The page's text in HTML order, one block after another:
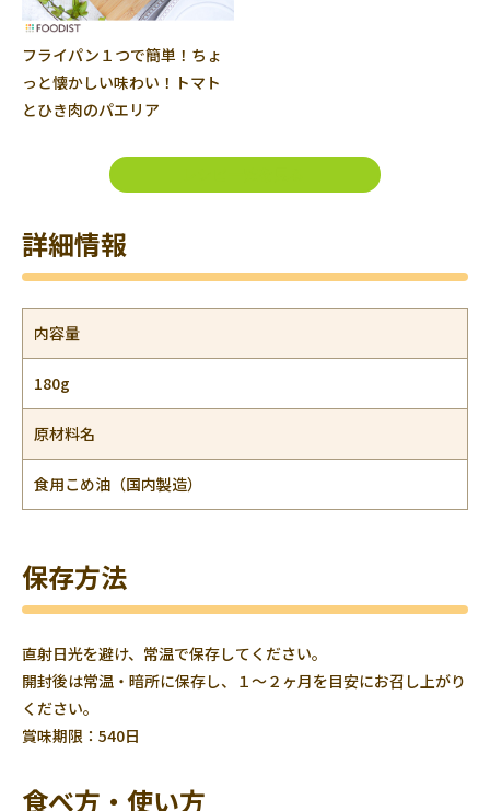
フライパン１つで簡単！ちょ
っと懐かしい味わい！トマト
とひき肉のパエリア
詳細情報
内容量
180g
原材料名
食用こめ油（国内製造）
保存方法
直射日光を避け、常温で保存してください。
開封後は常温・暗所に保存し、１～２ヶ月を目安にお召し上がり
ください。
賞味期限：540日
食べ方・使い方